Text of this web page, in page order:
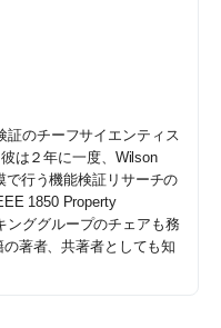
証のチーフサイエンティス
は２年に一度、Wilson
で行う機能検証リサーチの
1850 Property
ンググループのチェアも務
著者、共著者としても知